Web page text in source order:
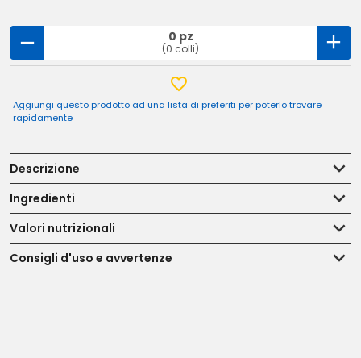
0 pz
(0 colli)
Aggiungi questo prodotto ad una lista di preferiti per poterlo trovare
rapidamente
Descrizione
Ingredienti
Valori nutrizionali
Consigli d'uso e avvertenze